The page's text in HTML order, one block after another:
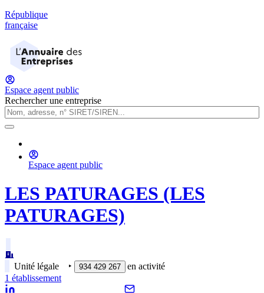
République
française
Espace agent public
Rechercher une entreprise
Espace agent public
LES PATURAGES (LES
PATURAGES)
Unité légale ‣ 934 429 267
en activité
1 établissement